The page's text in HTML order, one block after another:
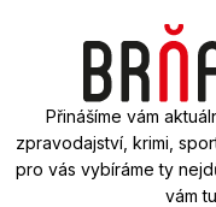
Přinášíme vám
zpravodajství, krimi,
pro vás vybíráme ty
vám